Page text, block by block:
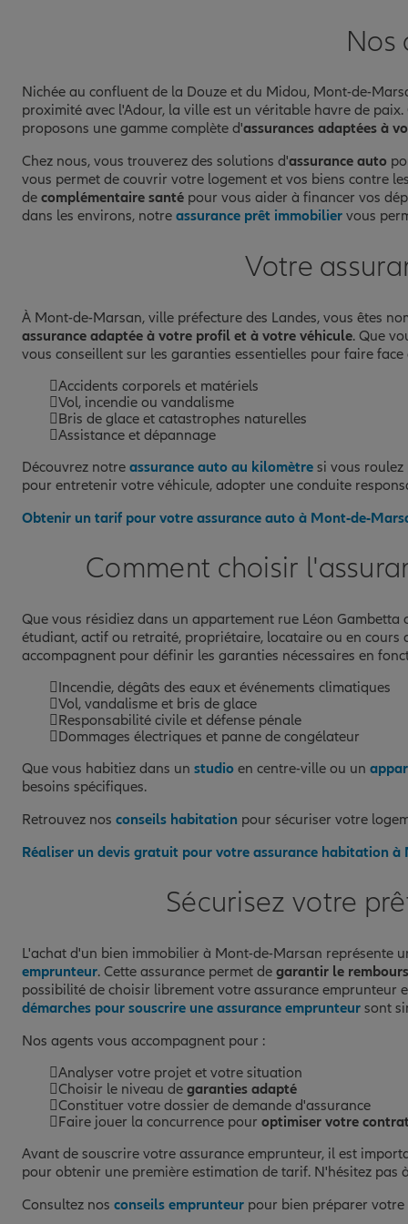
Nos
Nichée au confluent de la Douze et du Midou, Mont-de-
proximité avec l'Adour, la ville est un véritable havre de
proposons une gamme complète d'assurances adaptées à
Chez nous, vous trouverez des solutions d'assurance auto
vous permet de couvrir votre logement et vos biens contre
de complémentaire santé pour vous aider à financer vos
dans les environs, notre assurance prêt immobilier vous
Votre
À Mont-de-Marsan, ville préfecture des Landes, vous êtes
assurance adaptée à votre profil et à votre véhicule. Que
vous conseillent sur les garanties essentielles pour faire
Accidents corporels et matériels
Vol, incendie ou vandalisme
Bris de glace et catastrophes naturelles
Assistance et dépannage
Découvrez notre assurance auto au kilomètre si vous
pour entretenir votre véhicule, adopter une conduite
Obtenir un tarif pour votre assurance auto à Mont-de-
Comment choisir
Que vous résidiez dans un appartement rue Léon
étudiant, actif ou retraité, propriétaire, locataire ou en cours
accompagnent pour définir les garanties nécessaires en
Incendie, dégâts des eaux et événements climatiques
Vol, vandalisme et bris de glace
Responsabilité civile et défense pénale
Dommages électriques et panne de congélateur
Que vous habitiez dans un studio en centre-ville ou un
besoins spécifiques.
Retrouvez nos conseils habitation pour sécuriser votre
Réaliser un devis gratuit pour votre assurance habitation à
Sécurisez votre
L'achat d'un bien immobilier à Mont-de-Marsan représente
emprunteur. Cette assurance permet de garantir le
possibilité de choisir librement votre assurance emprunteur
démarches pour souscrire une assurance emprunteur sont
Nos agents vous accompagnent pour :
Analyser votre projet et votre situation
Choisir le niveau de garanties adapté
Constituer votre dossier de demande d'assurance
Faire jouer la concurrence pour optimiser votre contrat
Avant de souscrire votre assurance emprunteur, il est
pour obtenir une première estimation de tarif. N'hésitez
Consultez nos conseils emprunteur pour bien préparer